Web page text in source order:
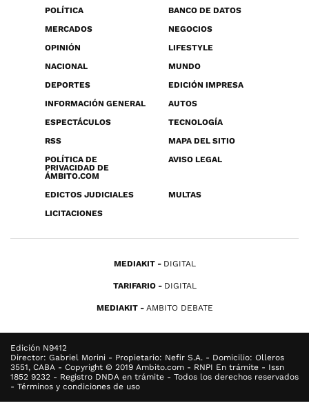
POLÍTICA
BANCO DE DATOS
MERCADOS
NEGOCIOS
OPINIÓN
LIFESTYLE
NACIONAL
MUNDO
DEPORTES
EDICIÓN IMPRESA
INFORMACIÓN GENERAL
AUTOS
ESPECTÁCULOS
TECNOLOGÍA
RSS
MAPA DEL SITIO
POLÍTICA DE
PRIVACIDAD DE
ÁMBITO.COM
AVISO LEGAL
EDICTOS JUDICIALES
MULTAS
LICITACIONES
MEDIAKIT DIGITAL
TARIFARIO DIGITAL
MEDIAKIT AMBITO DEBATE
Edición N9412
Director: Gabriel Morini - Propietario: Nefir S.A. - Domicilio: Olleros
3551, CABA - Copyright © 2019 Ambito.com - RNPI En trámite - Issn
1852 9232 - Registro DNDA en trámite - Todos los derechos reservados
- Términos y condiciones de uso